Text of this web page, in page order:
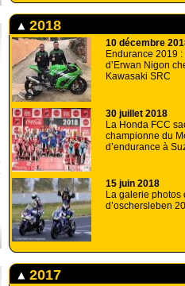
2018
10 décembre
Endurance 2019
d’Erwan Nigon
Kawasaki SRC
30 juillet 2018
La Honda FCC
championne du
d’endurance à
15 juin 2018
La galerie photos
d’oschersleben
2017